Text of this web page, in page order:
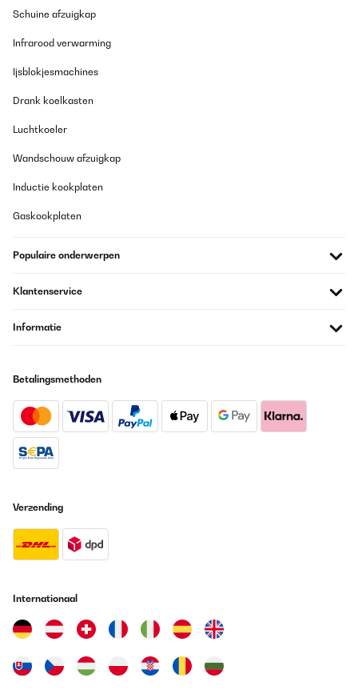
Schuine afzuigkap
Infrarood verwarming
Ijsblokjesmachines
Drank koelkasten
Luchtkoeler
Wandschouw afzuigkap
Inductie kookplaten
Gaskookplaten
Populaire onderwerpen
Klantenservice
Informatie
Betalingsmethoden
Verzending
Internationaal